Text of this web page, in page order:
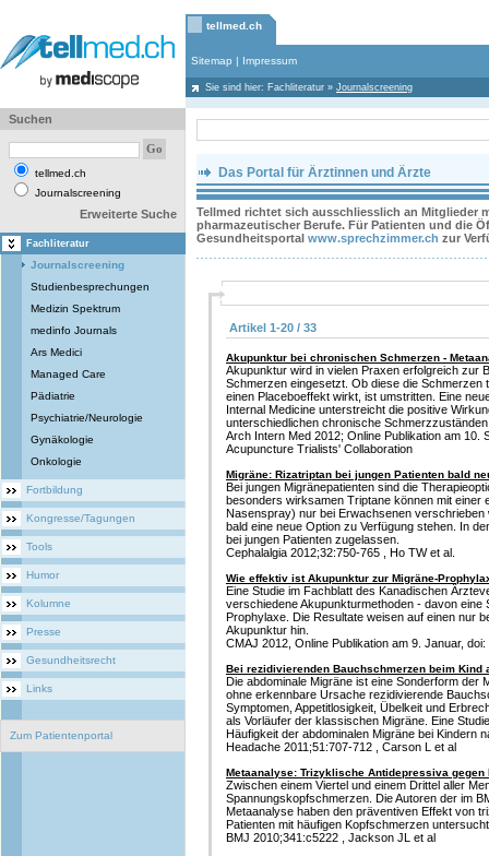
tellmed.ch
Sitemap | Impressum
Sie sind hier: Fachliteratur » Journalscreening
Suchen
tellmed.ch
Journalscreening
Erweiterte Suche
Fachliteratur
Journalscreening
Studienbesprechungen
Medizin Spektrum
medinfo Journals
Ars Medici
Managed Care
Pädiatrie
Psychiatrie/Neurologie
Gynäkologie
Onkologie
Fortbildung
Kongresse/Tagungen
Tools
Humor
Kolumne
Presse
Gesundheitsrecht
Links
Zum Patientenportal
Das Portal für Ärztinnen und Ärzte
Tellmed richtet sich ausschliesslich an Mitglieder
pharmazeutischer Berufe. Für Patienten und die
Gesundheitsportal www.sprechzimmer.ch zur
Artikel 1-20 / 33
Akupunktur bei chronischen Schmerzen -
Akupunktur wird in vielen Praxen erfolgreich zur
Schmerzen eingesetzt. Ob diese die Schmerzen
einen Placeboeffekt wirkt, ist umstritten. Eine
Internal Medicine unterstreicht die positive
unterschiedlichen chronische
Arch Intern Med 2012; Online Publikation am 10.
Acupuncture Trialists' Collaboration
Migräne: Rizatriptan bei jungen Patienten bald
Bei jungen Migränepatienten sind die
besonders wirksamen Triptane können mit einer
Nasenspray) nur bei Erwachsenen verschrieben
bald eine neue Option zu Verfügung stehen. In
bei jungen Patienten zugelassen.
Cephalalgia 2012;32:750-765 , Ho TW et al.
Wie effektiv ist Akupunktur zur Migräne-
Eine Studie im Fachblatt des Kanadischen
verschiedene Akupunkturmethoden - davon
Prophylaxe. Die Resultate weisen auf einen nur
Akupunktur hin.
CMAJ 2012, Online Publikation am 9. Januar,
Bei rezidivierenden Bauchschmerzen beim Kind
Die abdominale Migräne ist eine Sonderform der
ohne erkennbare Ursache rezidivierende
Symptomen, Appetitlosigkeit, Übelkeit und
als Vorläufer der klassischen Migräne. Eine
Häufigkeit der abdominalen Migräne bei Kindern
Headache 2011;51:707-712 , Carson L et al
Metaanalyse: Trizyklische Antidepressiva gegen
Zwischen einem Viertel und einem Drittel aller
Spannungskopfschmerzen. Die Autoren der im
Metaanalyse haben den präventiven Effekt von
Patienten mit häufigen Kopfschmerzen
BMJ 2010;341:c5222 , Jackson JL et al